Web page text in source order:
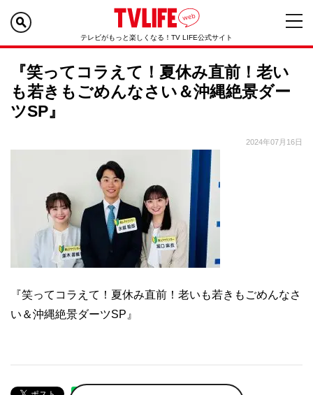
テレビがもっと楽しくなる！TV LIFE公式サイト
『笑ってコラえて！夏休み直前！老い
も若きもごめんなさい＆沖縄絶景ダー
ツSP』
2024年07月16日
『笑ってコラえて！夏休み直前！老いも若きもごめんなさ
い＆沖縄絶景ダーツSP』